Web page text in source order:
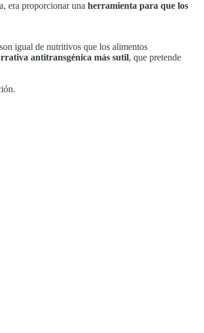
era proporcionar una herramienta para que los
igual de nutritivos que los alimentos
antitransgénica más sutil, que pretende